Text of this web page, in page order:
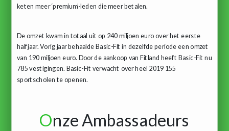
keten meer ‘premium’-leden die meer betalen.
De omzet kwam in totaal uit op 240 miljoen euro over het eerste
halfjaar. Vorig jaar behaalde Basic-Fit in dezelfde periode een omzet
van 190 miljoen euro. Door de aankoop van Fitland heeft Basic-Fit nu
785 vestigingen. Basic-Fit verwacht over heel 2019 155
sportscholen te openen.
Onze Ambassadeurs